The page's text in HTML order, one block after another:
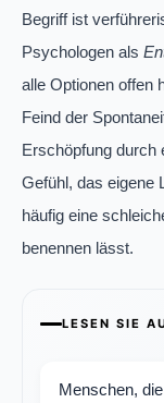
Begriff ist
Psychologen als
alle Optionen offen
Feind der
Erschöpfung durch
Gefühl, das eigene
häufig eine
benennen lässt.
LESEN SIE
Menschen,